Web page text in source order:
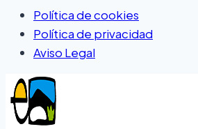
Política de cookies
Política de privacidad
Aviso Legal
Saltar
al
contenido